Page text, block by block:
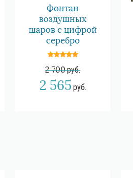
Фонтан
воздушных
шаров с цифрой
серебро
2 565 руб.
2 700руб.